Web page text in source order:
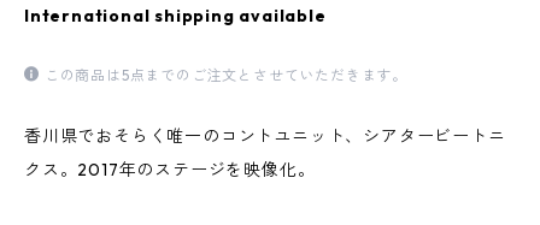
International shipping available
この商品は5点までのご注文とさせていただきます。
香川県でおそらく唯一のコントユニット、シアタービートニ
クス。2017年のステージを映像化。